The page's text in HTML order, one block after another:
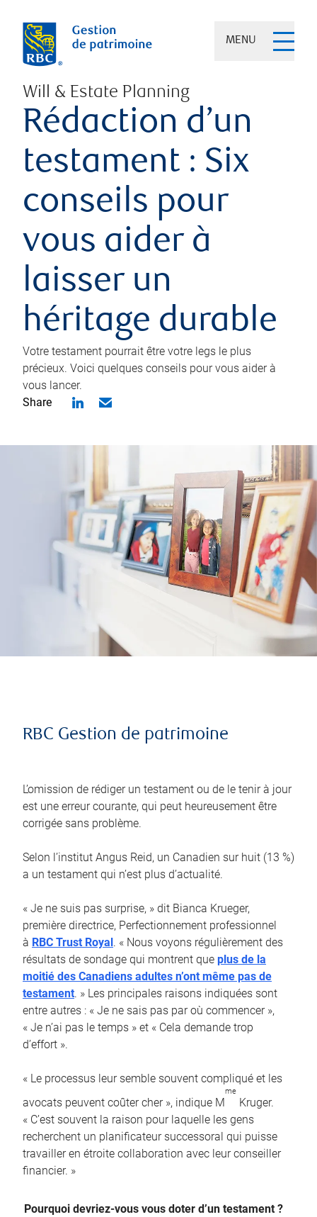
MENU
Will & Estate Planning
Rédaction d’un
testament : Six
conseils pour
vous aider à
laisser un
héritage durable
Votre testament pourrait être votre legs le plus
précieux. Voici quelques conseils pour vous aider à
vous lancer.
Share
RBC Gestion de patrimoine
L’omission de rédiger un testament ou de le tenir à jour
est une erreur courante, qui peut heureusement être
corrigée sans problème.
Selon l’institut Angus Reid, un Canadien sur huit (13 %)
a un testament qui n’est plus d’actualité.
« Je ne suis pas surprise, » dit Bianca Krueger,
première directrice, Perfectionnement professionnel
à RBC Trust Royal . « Nous voyons régulièrement des
résultats de sondage qui montrent que plus de la
moitié des Canadiens adultes n’ont même pas de
testament. » Les principales raisons indiquées sont
entre autres : « Je ne sais pas par où commencer »,
« Je n’ai pas le temps » et « Cela demande trop
d’effort ».
« Le processus leur semble souvent compliqué et les
avocats peuvent coûter cher », indique M
me
Kruger.
« C’est souvent la raison pour laquelle les gens
recherchent un planificateur successoral qui puisse
travailler en étroite collaboration avec leur conseiller
financier. »
Pourquoi devriez-vous vous doter d’un testament ?